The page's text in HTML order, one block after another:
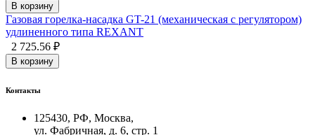
В корзину
Газовая горелка-насадка GT-21 (механическая с регулятором)
удлиненного типа REXANT
2 725.56 ₽
В корзину
Контакты
125430, РФ, Москва,
ул. Фабричная, д. 6, стр. 1